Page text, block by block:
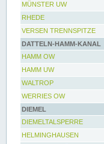
MÜNSTER UW
RHEDE
VERSEN TRENNSPITZE
DATTELN-HAMM-KANAL
HAMM OW
HAMM UW
WALTROP
WERRIES OW
DIEMEL
DIEMELTALSPERRE
HELMINGHAUSEN